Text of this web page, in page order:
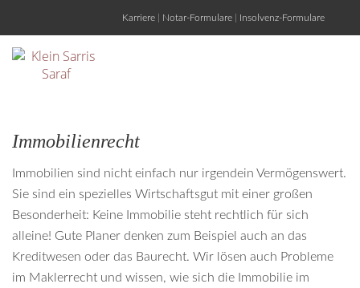
Karriere Notar-Formulare Insolvenz-Formulare
Immobilienrecht
Immobilien sind nicht einfach nur irgendein Vermögenswert.
Sie sind ein spezielles Wirtschaftsgut mit einer großen
Besonderheit: Keine Immobilie steht rechtlich für sich
alleine! Gute Planer denken zum Beispiel auch an das
Kreditwesen oder das Baurecht. Wir lösen auch Probleme
im Maklerrecht und wissen, wie sich die Immobilie im